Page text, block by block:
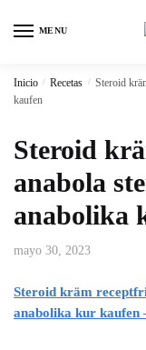
MENU
Inicio / Recetas / Steroid
kaufen
Steroid
anabola
anabolika
mayo 30, 2023
Steroid kräm
anabolika kur kaufen